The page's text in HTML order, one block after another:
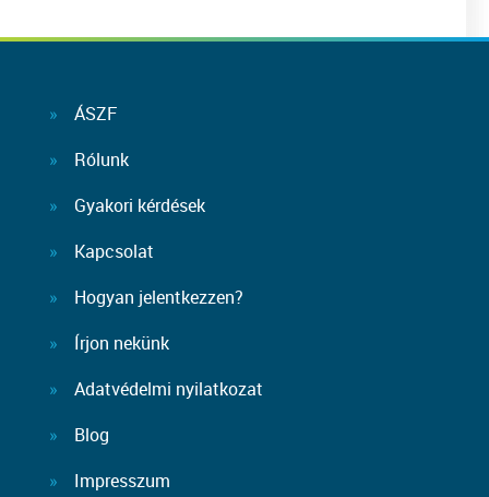
ÁSZF
Rólunk
Gyakori kérdések
Kapcsolat
Hogyan jelentkezzen?
Írjon nekünk
Adatvédelmi nyilatkozat
Blog
Impresszum